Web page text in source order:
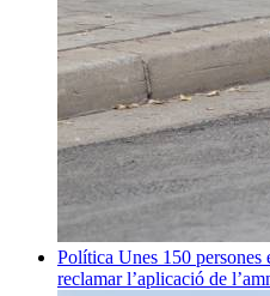
Política Unes 150 persones
reclamar l’aplicació de